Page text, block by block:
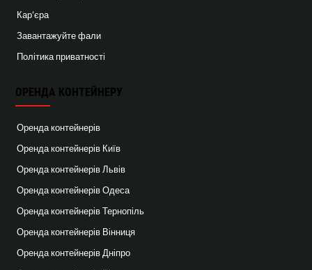
Кар’єра
Завантажуйте фали
Політика приватності
ОРЕНДА КОНТЕЙНЕРУ
Оренда контейнерів
Оренда контейнерів Київ
Оренда контейнерів Львів
Оренда контейнерів Одеса
Оренда контейнерів Тернопіль
Оренда контейнерів Вінниця
Оренда контейнерів Дніпро